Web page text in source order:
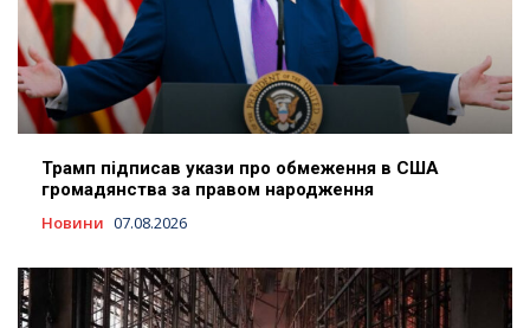
Трамп підписав укази про обмеження в США
громадянства за правом народження
Новини 07.08.2026